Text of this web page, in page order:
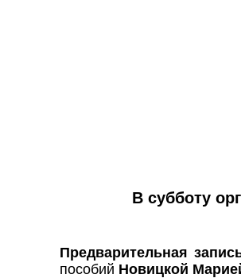
В субботу
Предварительная
пособий Новицкой